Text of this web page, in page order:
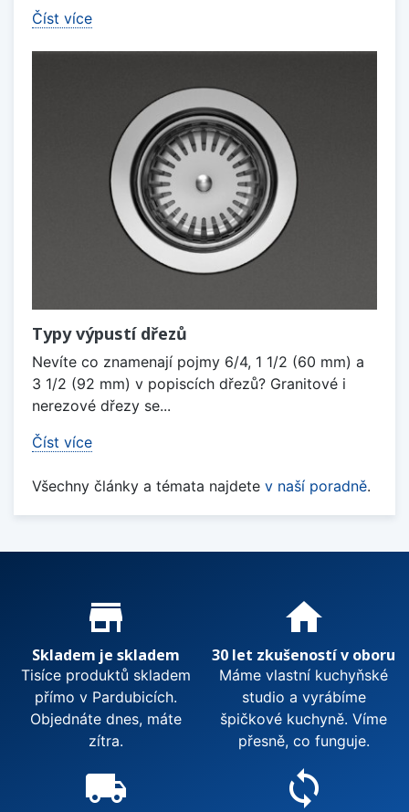
Číst více
Typy výpustí dřezů
Nevíte co znamenají pojmy 6/4, 1 1/2 (60 mm) a
3 1/2 (92 mm) v popiscích dřezů? Granitové i
nerezové dřezy se...
Číst více
Všechny články a témata najdete v naší poradně.
Proč nakupovat u nás?
store_mall_directory
Skladem je skladem
Tisíce produktů skladem
přímo v Pardubicích.
Objednáte dnes, máte
zítra.
home
30 let zkušeností v oboru
Máme vlastní kuchyňské
studio a vyrábíme
špičkové kuchyně. Víme
přesně, co funguje.
local_shipping sync